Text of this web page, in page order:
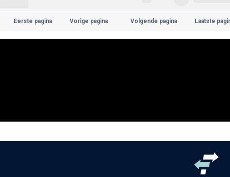
Eerste pagina Vorige pagina Volgende pagina Laatste